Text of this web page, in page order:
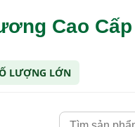
Cao Cấp
LƯỢNG LỚN